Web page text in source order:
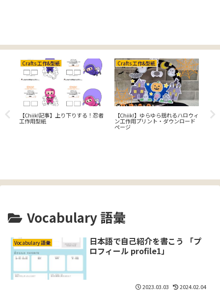
Crafts 工作&型紙
【Chiik!記事】上り下りする！忍者
工作用型紙
Crafts 工作&型紙
【Chiik!】ゆらゆら揺れるハロウィ
ン工作用プリント・ダウンロード
ページ
【
Vocabulary 語彙
Vocabulary 語彙
日本語で自己紹介を書こう 「プ
ロフィール profile1」
2023.03.03 2024.02.04